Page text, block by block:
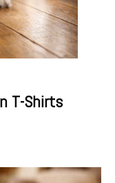
T-Shirts